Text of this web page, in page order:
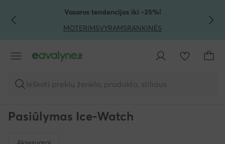
PEREITI PRIE PAGRINDINIO TURINIO
PEREITI Į PAIEŠKĄVasaros tendencijos iki -35%!
MOTERIMSVYRAMSRANKINĖS
Ieškoti prekių ženklo, produkto, stiliaus
Pasiūlymas Ice-Watch